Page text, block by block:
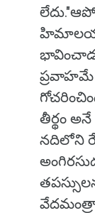
ప్రవాహమే
తీర్థం
నదిలోని